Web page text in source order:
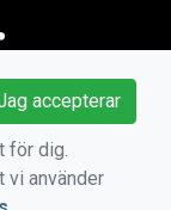
accepterar
för dig.
vi använder